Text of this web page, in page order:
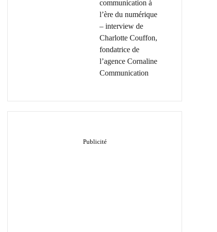
communication à
l’ère du numérique
– interview de
Charlotte Couffon,
fondatrice de
l’agence Cornaline
Communication